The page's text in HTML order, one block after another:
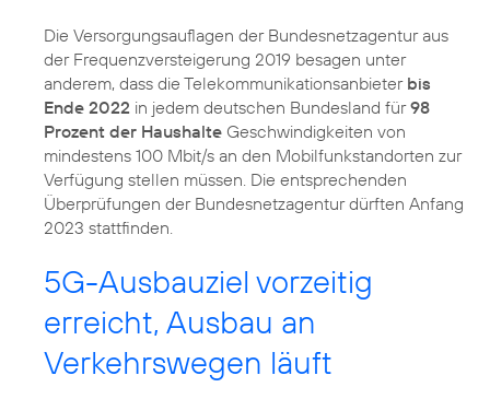
Die Versorgungsauflagen der Bundesnetzagentur aus
der Frequenzversteigerung 2019 besagen unter
anderem, dass die Telekommunikationsanbieter bis
Ende 2022 in jedem deutschen Bundesland für98
Prozent der Haushalte Geschwindigkeiten von
mindestens 100 Mbit/s an den Mobilfunkstandorten zur
Verfügung stellen müssen. Die entsprechenden
Überprüfungen der Bundesnetzagentur dürften Anfang
2023 stattfinden.
5G-Ausbauziel vorzeitig
erreicht, Ausbau an
Verkehrswegen läuft